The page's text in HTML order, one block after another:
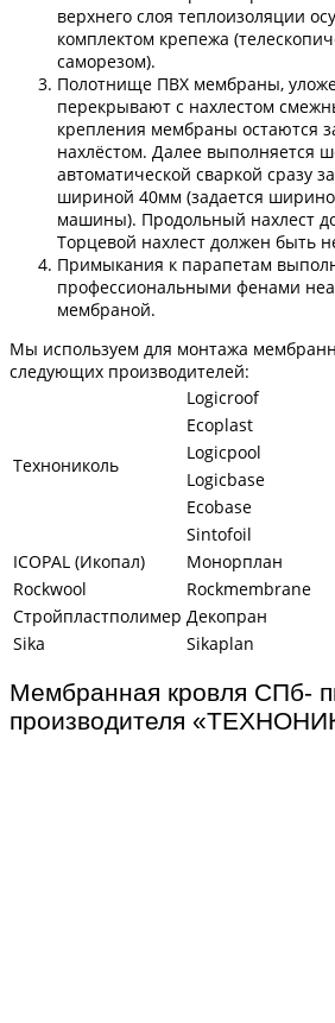
верхнего слоя теплоизоляции
комплектом крепежа
саморезом).
Полотнище ПВХ мембраны,
перекрывают с нахлестом
крепления мембраны остаются
нахлёстом. Далее выполняется
автоматической сваркой сразу
шириной 40мм (задается
машины). Продольный нахлест
Торцевой нахлест должен быть
Примыкания к парапетам
профессиональными фенами
мембраной.
Мы используем для монтажа
следующих производителей:
Технониколь
Logicroof
Ecoplast
Logicpool
Logicbase
Ecobase
Sintofoil
ICOPAL (Икопал)
Монорплан
Rockwool
Rockmembrane
Стройпластполимер Декопран
Sika
Sikaplan
Мембранная кровля СПб-
производителя